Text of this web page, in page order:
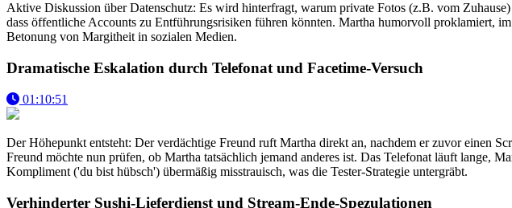
Aktive Diskussion über Datenschutz: Es wird hinterfragt, warum private Fotos (z.B. vom
dass öffentliche Accounts zu Entführungsrisiken führen könnten. Martha humorvoll proklamiert,
Betonung von Margitheit in sozialen Medien.
Dramatische Eskalation durch Telefonat und Facetime-Versuch
01:10:51
Der Höhepunkt entsteht: Der verdächtige Freund ruft Martha direkt an, nachdem er zuvor einen
Freund möchte nun prüfen, ob Martha tatsächlich jemand anderes ist. Das Telefonat läuft lange,
Kompliment ('du bist hübsch') übermäßig misstrauisch, was die Tester-Strategie untergräbt.
Verhinderter Sushi-Lieferdienst und Stream-Ende-Spezulationen